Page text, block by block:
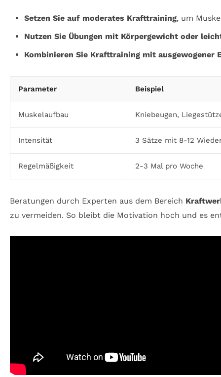
Setzen Sie auf moderates Krafttraining, um
Nutzen Sie Übungen mit Körpergewicht oder
Kombinieren Sie Krafttraining mit ausgewogener
Parameter Beispiel
Muskelaufbau Kniebeugen,
Intensität 3 Sätze mit 8-12
Regelmäßigkeit 2-3 Mal pro Woche
Beratungen durch Experten aus dem Bereich
zu vermeiden. So bleibt die Motivation hoch und es